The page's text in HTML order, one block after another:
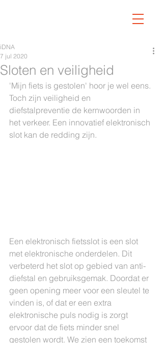
Sloten en veiligheid
iDNA
7 jul 2020
'Mijn fiets is gestolen' hoor je wel eens.
Toch zijn veiligheid en
diefstalpreventie de kernwoorden in
het verkeer. Een innovatief elektronisch
slot kan de redding zijn.
Een elektronisch fietsslot is een slot
met elektronische onderdelen. Dit
verbeterd het slot op gebied van anti-
diefstal en gebruiksgemak. Doordat er
geen opening meer voor een sleutel te
vinden is, of dat er een extra
elektronische puls nodig is zorgt
ervoor dat de fiets minder snel
gestolen wordt. We zien een toekomst